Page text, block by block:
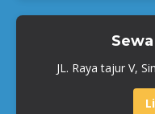
JL. Raya tajur V,